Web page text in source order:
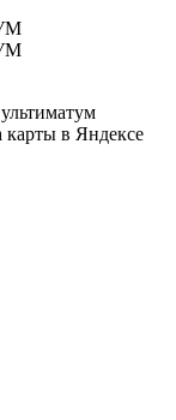
карты в Яндексе